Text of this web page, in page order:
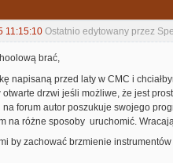
11:15:10 Ostatnio edytowany przez
brać,
napisaną przed laty w CMC i
drzwi jeśli możliwe, że jest
na forum autor poszukuje swojego
na różne sposoby uruchomić.
by zachować brzmienie instrumentów